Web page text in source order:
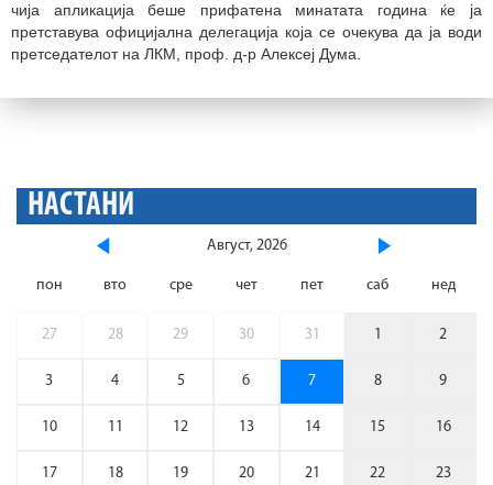
чија апликација беше прифатена минатата година ќе ја
претставува официјална делегација која се очекува да ја води
претседателот на ЛКМ, проф. д-р Алексеј Дума.
НАСТАНИ
Август, 2026
пон вто сре чет пет саб нед
27 28 29 30 31 1 2
3 4 5 6 7 8 9
10 11 12 13 14 15 16
17 18 19 20 21 22 23